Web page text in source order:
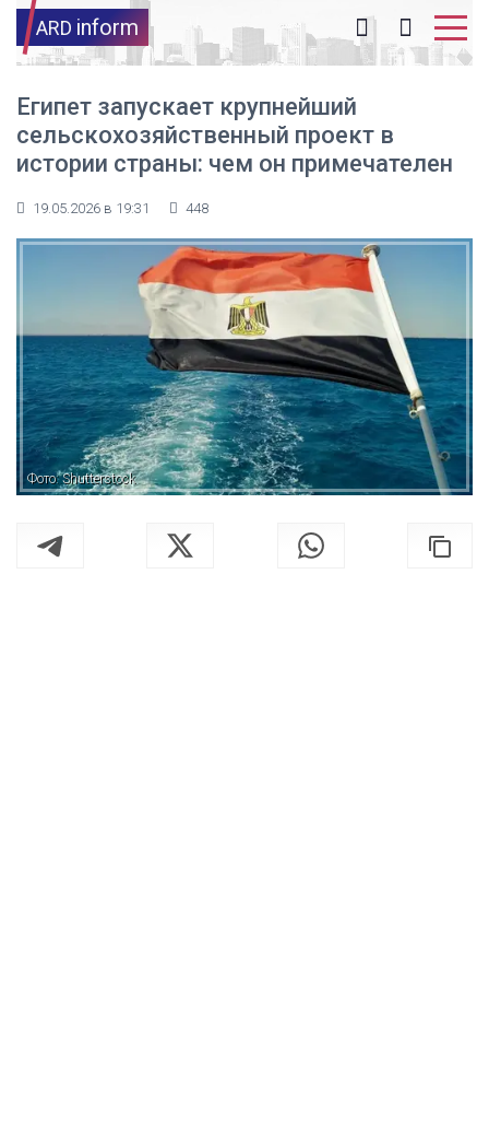
ARD inform
Египет запускает крупнейший
сельскохозяйственный проект в
истории страны: чем он примечателен
19.05.2026 в 19:31 448
Фото: Shutterstock